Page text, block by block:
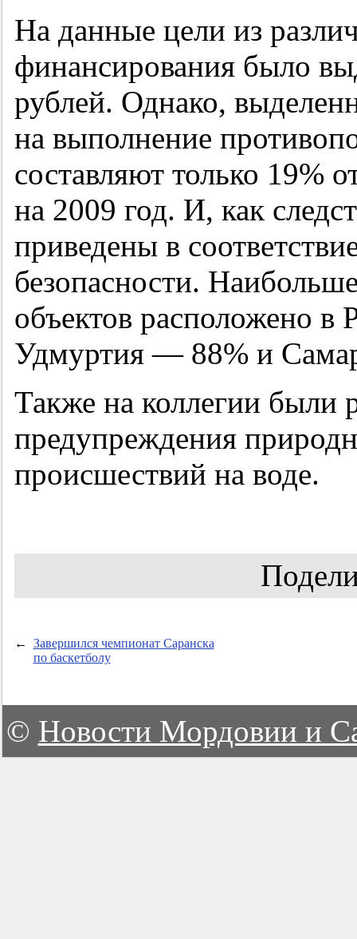
На данные цели из
финансирования было
рублей. Однако,
на выполнение
составляют только 19%
на 2009 год. И, как
приведены в
безопасности.
объектов расположено
Удмуртия — 88% и
Также на коллегии были
предупреждения
происшествий на воде.
←
Завершился чемпионат Саранска
по баскетболу
© Новости Мордовии и